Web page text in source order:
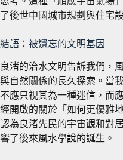
了後世中國城市規劃與住宅
結語：被遺忘的文明基因
良渚的治水文明告訴我們，
與自然關係的長久探索。當
不應只視其為一種迷信，而
經開啟的關於「如何更優雅
認為良渚先民的宇宙觀和對
響了後來風水學說的誕生。